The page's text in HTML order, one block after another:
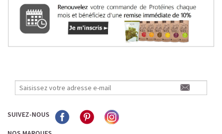
🍵 MATCHA LATTE GLACÉ
SUIVEZ-NOUS